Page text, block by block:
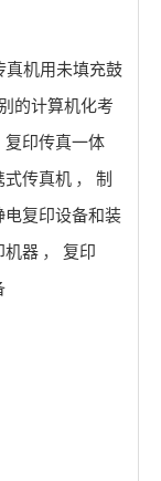
真机用未填充鼓
的计算机化考
复印传真一体
式传真机 ，
制
电复印设备和装
机器 ，
复印